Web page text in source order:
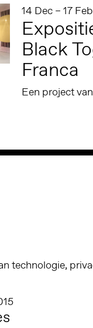
14 Dec – 17
Black
Franca
Een project
technologie,